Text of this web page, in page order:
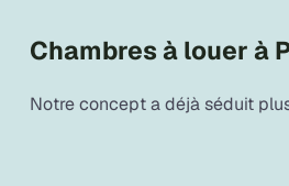
Chambres à louer à
Notre concept a déjà séduit